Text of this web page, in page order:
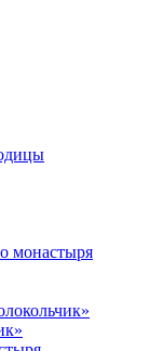
монастыря